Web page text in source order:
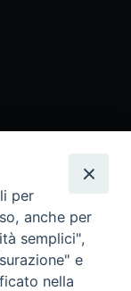
per
anche per
semplici",
e
nella